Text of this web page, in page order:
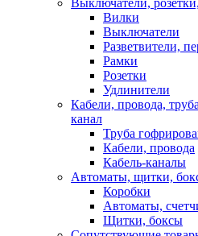
Вилки
Выключатели
Разветвители,
Рамки
Розетки
Удлинители
Кабели, провода,
канал
Труба
Кабели, провода
Кабель-каналы
Автоматы, щитки,
Коробки
Автоматы,
Щитки, боксы